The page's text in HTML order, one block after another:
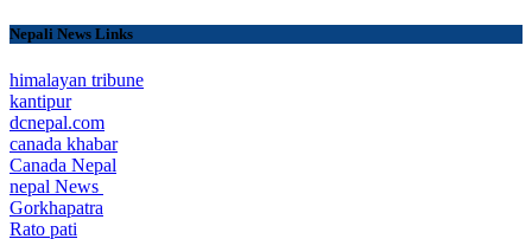
Nepali News Links
himalayan tribune
kantipur
dcnepal.com
canada khabar
Canada Nepal​
nepal News
Gorkhapatra
Rato pati